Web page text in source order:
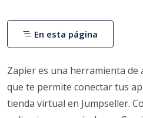
Zapier es una herramienta de
que te permite conectar tus
tienda virtual en Jumpseller.
En esta página